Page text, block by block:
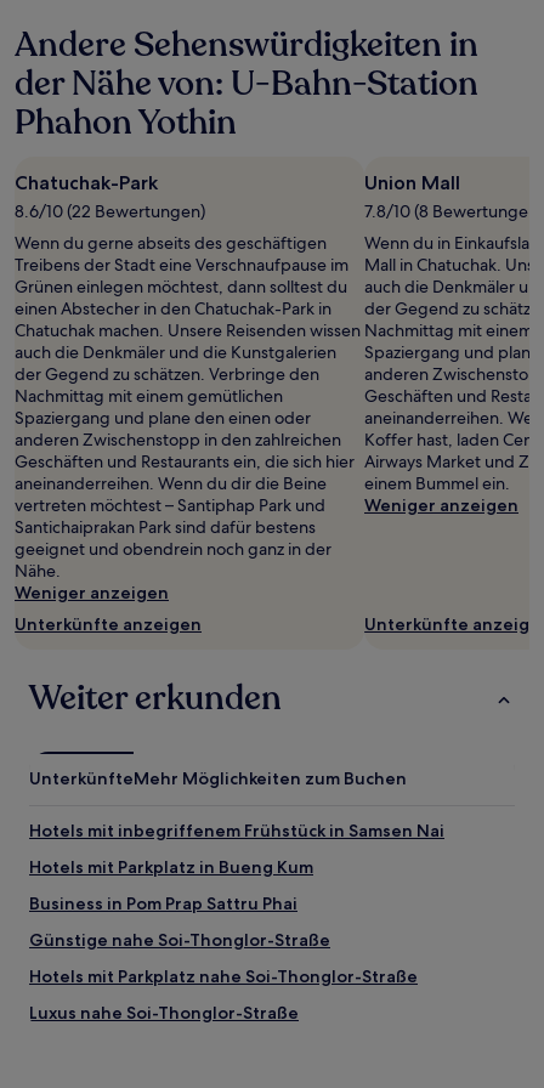
Andere Sehenswürdigkeiten in
der Nähe von: U-Bahn-Station
Phahon Yothin
Chatuchak-Park
8.6/10 (22 Bewertungen)
Wenn du gerne abseits des geschäftigen
Treibens der Stadt eine Verschnaufpause im
Grünen einlegen möchtest, dann solltest du
einen Abstecher in den Chatuchak-Park in
Chatuchak machen. Unsere Reisenden wissen
auch die Denkmäler und die Kunstgalerien
der Gegend zu schätzen. Verbringe den
Nachmittag mit einem gemütlichen
Spaziergang und plane den einen oder
anderen Zwischenstopp in den zahlreichen
Geschäften und Restaurants ein, die sich hier
aneinanderreihen. Wenn du dir die Beine
vertreten möchtest – Santiphap Park und
Santichaiprakan Park sind dafür bestens
geeignet und obendrein noch ganz in der
Nähe.
Weniger anzeigen
Unterkünfte anzeigen
Union Mall
7.8/10 (8 Bewertungen)
Wenn du in
Mall in Chatuchak.
auch die Denkmäler
der Gegend zu
Nachmittag mit einem
Spaziergang und
anderen
Geschäften und
aneinanderreihen.
Koffer hast, laden
Airways Market und
einem Bummel ein.
Weniger anzeigen
Unterkünfte
Weiter erkunden
UnterkünfteMehr Möglichkeiten zum Buchen
Hotels mit inbegriffenem Frühstück in Samsen Nai
Hotels mit Parkplatz in Bueng Kum
Business in Pom Prap Sattru Phai
Günstige nahe Soi-Thonglor-Straße
Hotels mit Parkplatz nahe Soi-Thonglor-Straße
Luxus nahe Soi-Thonglor-Straße